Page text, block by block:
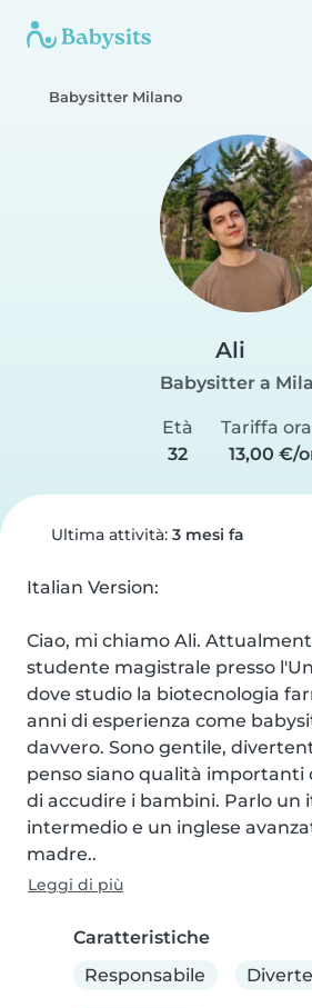
Babysitter Milano
Ali
Babysitter a
Età
32
Tariffa
13,00 €/
Ultima attività: 3 mesi fa
Italian Version:
Ciao, mi chiamo Ali.
studente magistrale presso
dove studio la biotecnologia
anni di esperienza come
davvero. Sono gentile,
penso siano qualità importanti
di accudire i bambini. Parlo un
intermedio e un inglese
madre..
Leggi di più
Caratteristiche
Responsabile